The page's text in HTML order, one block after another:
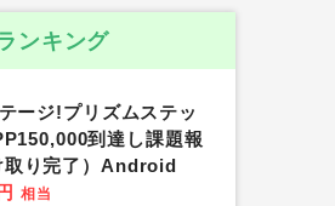
ンキング
ージ!プリズムステッ
到達し課題報
取り完了）Android
相当